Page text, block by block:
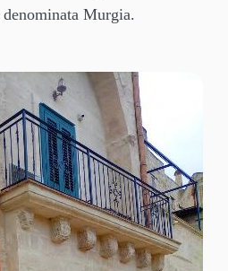
denominata Murgia.